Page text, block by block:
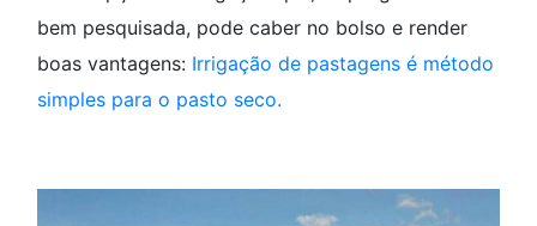
bem pesquisada, pode caber no bolso e render
boas vantagens: Irrigação de pastagens é método
simples para o pasto seco.